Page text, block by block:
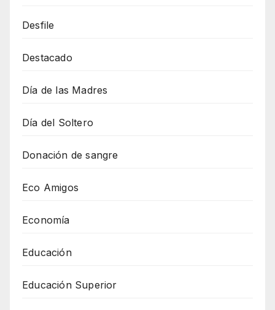
Desfile
Destacado
Día de las Madres
Día del Soltero
Donación de sangre
Eco Amigos
Economía
Educación
Educación Superior